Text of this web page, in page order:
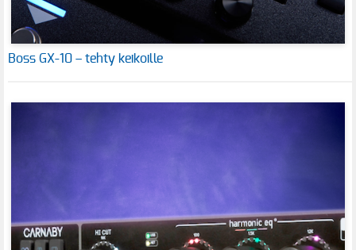
Boss GX-10 – tehty keikoille